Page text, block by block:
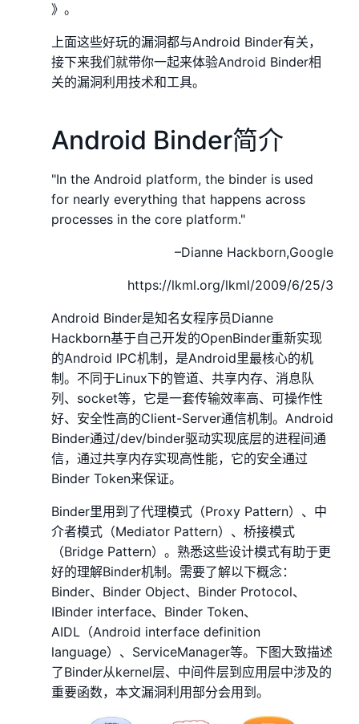
》。
上面这些好玩的漏洞都与Android Binder有关，
接下来我们就带你一起来体验Android Binder相
关的漏洞利用技术和工具。
Android Binder简介
"In the Android platform, the binder is used
for nearly everything that happens across
processes in the core platform."
–Dianne Hackborn,Google
https://lkml.org/lkml/2009/6/25/3
Android Binder是知名女程序员Dianne
Hackborn基于自己开发的OpenBinder重新实现
的Android IPC机制，是Android里最核心的机
制。不同于Linux下的管道、共享内存、消息队
列、socket等，它是一套传输效率高、可操作性
好、安全性高的Client-Server通信机制。Android
Binder通过/dev/binder驱动实现底层的进程间通
信，通过共享内存实现高性能，它的安全通过
Binder Token来保证。
Binder里用到了代理模式（Proxy Pattern）、中
介者模式（Mediator Pattern）、桥接模式
（Bridge Pattern）。熟悉这些设计模式有助于更
好的理解Binder机制。需要了解以下概念：
Binder、Binder Object、Binder Protocol、
IBinder interface、Binder Token、
AIDL（Android interface definition
language）、ServiceManager等。下图大致描述
了Binder从kernel层、中间件层到应用层中涉及的
重要函数，本文漏洞利用部分会用到。